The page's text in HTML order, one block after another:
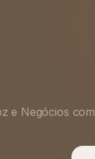
e Negócios com